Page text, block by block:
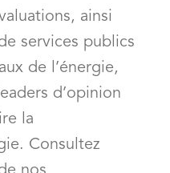
ainsi
services publics
de l’énergie,
d’opinion
la
Consultez